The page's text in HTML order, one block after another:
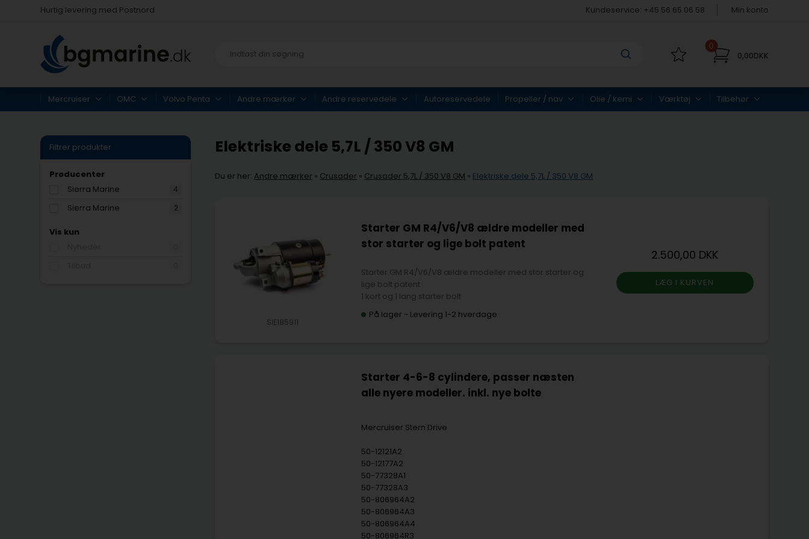
Fysisk butik i Køge
Kundeservice: +45 56 65 06 58 Min konto
0
0,00DKK
Mercruiser OMC Volvo Penta Andre mærker Andre reservedele Autoreservedele Propeller / nav Olie / kemi Værktøj Tilbehør
Filtrer produkter
Producenter
Sierra Marine
4
Sierra Marine 2
Vis kun
Elektriske dele 5,7L / 350 V8 GM
Du er her: Andre mærker » Crusader » Crusader 5,7L / 350 V8 GM » Elektriske dele 5,7L / 350 V8 GM
SIE185911
Starter GM R4/V6/V8 ældre modeller med
stor starter og lige bolt patent
Starter GM R4/V6/V8 ældre modeller med stor starter og
lige bolt patent
1 kort og 1 lang starter bolt
På lager - Levering 1-2 hverdage
2.500,00 DKK
Starter 4-6-8 cylindere, passer næsten
alle nyere modeller. inkl. nye bolte
Mercruiser Stern Drive
50-12121A2
50-12177A2
50-77328A1
50-77328A3
50-806964A2
50-806964A3
50-806964A4
50-806964R3